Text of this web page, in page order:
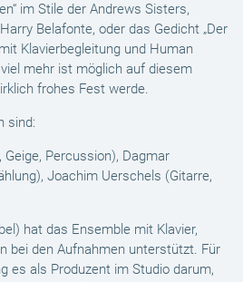
im Stile der Andrews Sisters,
Belafonte, oder das Gedicht „Der
Klavierbegleitung und Human
mehr ist möglich auf diesem
frohes Fest werde.
sind:
Percussion), Dagmar
Joachim Uerschels (Gitarre,
hat das Ensemble mit Klavier,
bei den Aufnahmen unterstützt. Für
es als Produzent im Studio darum,